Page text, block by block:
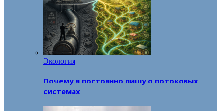
Экология
Почему я постоянно пишу о потоковых
системах